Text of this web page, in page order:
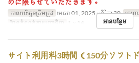
កាលបរិច្ឆេទត្រឹមត្រូវ មេសា 01, 2025 ~ វិច្ឆិកា 30 អាហា
ដែនកំណត់ការបញ្ជាទិញ
1 ~ 14 អានបន្ថែម
サイト利用料3時間（150分ソフト